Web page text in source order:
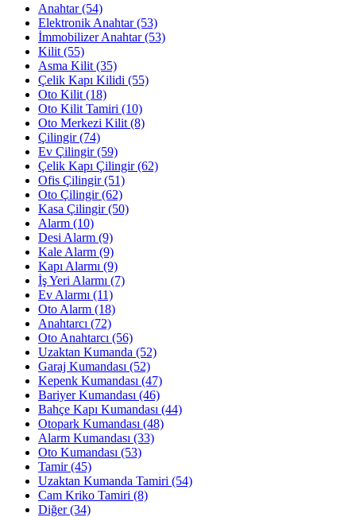
Anahtar(54)
Elektronik Anahtar(53)
İmmobilizer Anahtar(53)
Kilit (55)
Asma Kilit (35)
Çelik Kapı Kilidi (55)
Oto Kilit (18)
Oto Kilit Tamiri (10)
Oto Merkezi Kilit (8)
Çilingir(74)
Ev Çilingir(59)
Çelik Kapı Çilingir(62)
Ofis Çilingir(51)
Oto Çilingir(62)
Kasa Çilingir(50)
Alarm (10)
Desi Alarm (9)
Kale Alarm (9)
Kapı Alarmı (9)
İş Yeri Alarmı (7)
Ev Alarmı (11)
Oto Alarm (18)
Anahtarcı (72)
Oto Anahtarcı (56)
Uzaktan Kumanda (52)
Garaj Kumandası (52)
Kepenk Kumandası (47)
Bariyer Kumandası (46)
Bahçe Kapı Kumandası (44)
Otopark Kumandası (48)
Alarm Kumandası (33)
Oto Kumandası (53)
Tamir(45)
Uzaktan Kumanda Tamiri (54)
Cam Kriko Tamiri (8)
Diğer(34)